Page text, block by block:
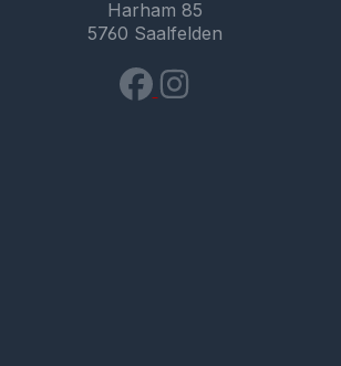
Harham 85
5760 Saalfelden